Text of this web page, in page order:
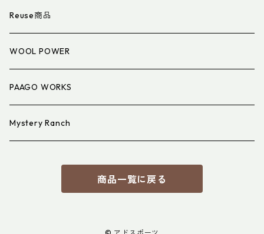
衣類小物
アイウェア
寝具小物
Reuse商品
WOOL POWER
PAAGO WORKS
Mystery Ranch
商品一覧に戻る